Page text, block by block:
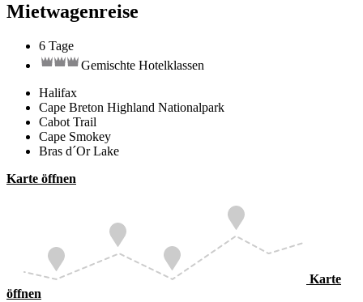
Mietwagenreise
6 Tage
Gemischte Hotelklassen
Halifax
Cape Breton Highland Nationalpark
Cabot Trail
Cape Smokey
Bras d´Or Lake
Karte öffnen
Karte
öffnen